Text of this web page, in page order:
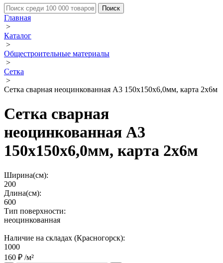
Главная
>
Каталог
>
Общестроительные материалы
>
Сетка
>
Сетка сварная неоцинкованная А3 150х150х6,0мм, карта 2х6м
Сетка сварная
неоцинкованная А3
150х150х6,0мм, карта 2х6м
Ширина(см):
200
Длина(см):
600
Тип поверхности:
неоцинкованная
Наличие на складах (Красногорск):
1000
160 ₽ /м²